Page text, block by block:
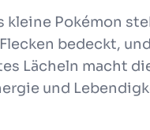
kleine Pokémon
bedeckt,
Lächeln macht
und